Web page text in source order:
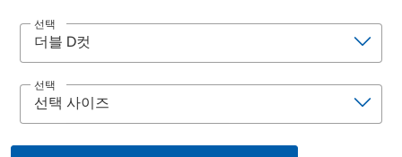
선택
선택